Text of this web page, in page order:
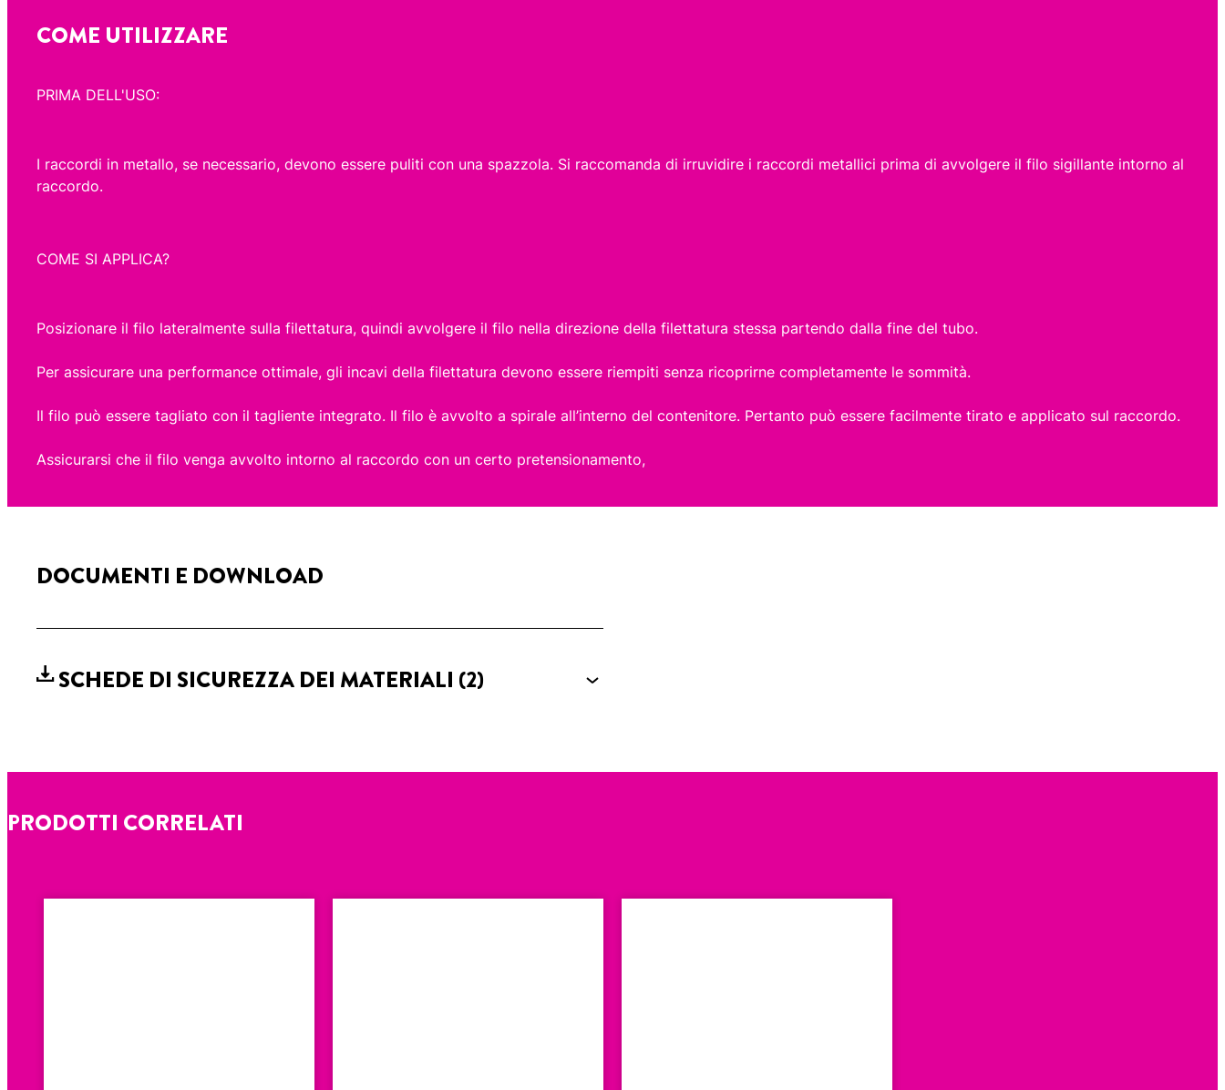
COME UTILIZZARE
PRIMA DELL'USO:
I raccordi in metallo, se necessario, devono essere puliti con una spazzola. Si raccomanda di irruvidire i raccordi metallici prima di avvolgere il filo sigillante intorno al
raccordo.
COME SI APPLICA?
Posizionare il filo lateralmente sulla filettatura, quindi avvolgere il filo nella direzione della filettatura stessa partendo dalla fine del tubo.
Per assicurare una performance ottimale, gli incavi della filettatura devono essere riempiti senza ricoprirne completamente le sommità.
Il filo può essere tagliato con il tagliente integrato. Il filo è avvolto a spirale all’interno del contenitore. Pertanto può essere facilmente tirato e applicato sul raccordo.
Assicurarsi che il filo venga avvolto intorno al raccordo con un certo pretensionamento,
DOCUMENTI E DOWNLOAD
SCHEDE DI SICUREZZA DEI MATERIALI (2)
PRODOTTI CORRELATI